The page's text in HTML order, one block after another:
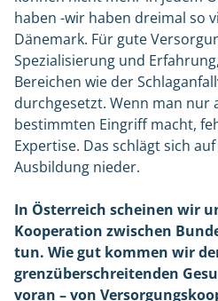
haben -wir haben dreimal so
Dänemark. Für gute
Spezialisierung und
Bereichen wie der
durchgesetzt. Wenn man nur
bestimmten Eingriff macht,
Expertise. Das schlägt sich
Ausbildung nieder.
In Österreich scheinen wir
Kooperation zwischen
tun. Wie gut kommen wir
grenzüberschreitenden
voran – von